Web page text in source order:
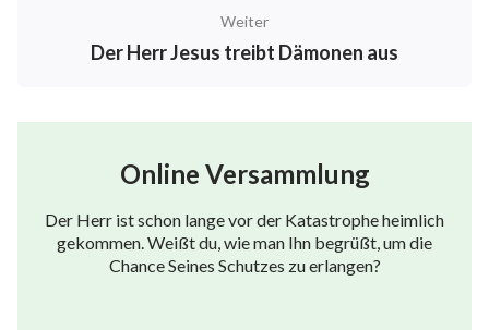
Weiter
Der Herr Jesus treibt Dämonen aus
Online Versammlung
Der Herr ist schon lange vor der Katastrophe heimlich
gekommen. Weißt du, wie man Ihn begrüßt, um die
Chance Seines Schutzes zu erlangen?